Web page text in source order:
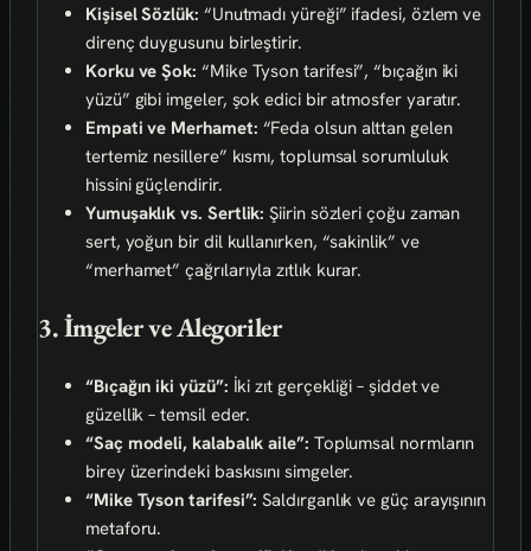
Kişisel Sözlük: “Unutmadı yüreği” ifadesi, özlem ve
direnç duygusunu birleştirir.
Korku ve Şok: “Mike Tyson tarifesi”, “bıçağın iki
yüzü” gibi imgeler, şok edici bir atmosfer yaratır.
Empati ve Merhamet: “Feda olsun alttan gelen
tertemiz nesillere” kısmı, toplumsal sorumluluk
hissini güçlendirir.
Yumuşaklık vs. Sertlik: Şiirin sözleri çoğu zaman
sert, yoğun bir dil kullanırken, “sakinlik” ve
“merhamet” çağrılarıyla zıtlık kurar.
3. İmgeler ve Alegoriler
“Bıçağın iki yüzü”: İki zıt gerçekliği – şiddet ve
güzellik – temsil eder.
“Saç modeli, kalabalık aile”: Toplumsal normların
birey üzerindeki baskısını simgeler.
“Mike Tyson tarifesi”: Saldırganlık ve güç arayışının
metaforu.